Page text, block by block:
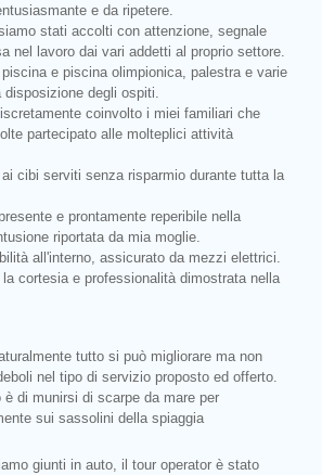
e da ripetere.
stati accolti con attenzione, segnale
nel lavoro dai vari addetti al proprio settore.
e piscina olimpionica, palestra e varie
degli ospiti.
coinvolto i miei familiari che
partecipato alle molteplici attività
cibi serviti senza risparmio durante tutta la
e prontamente reperibile nella
riportata da mia moglie.
all'interno, assicurato da mezzi elettrici.
cortesia e professionalità dimostrata nella
tutto si può migliorare ma non
nel tipo di servizio proposto ed offerto.
è di munirsi di scarpe da mare per
sui sassolini della spiaggia
giunti in auto, il tour operator è stato